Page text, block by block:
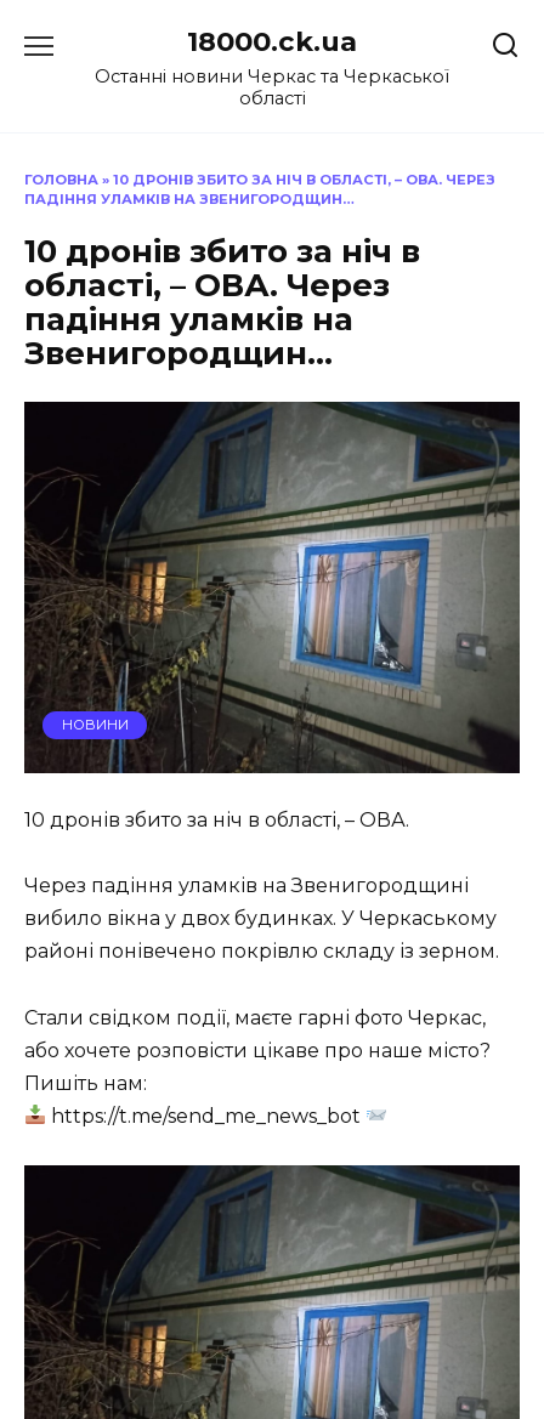
до
18000.ck.ua
Останні новини Черкас та Черкаської
області
ГОЛОВНА » 10 ДРОНІВ ЗБИТО ЗА НІЧ В ОБЛАСТІ, – ОВА. ЧЕРЕЗ
ПАДІННЯ УЛАМКІВ НА ЗВЕНИГОРОДЩИН…
10 дронів збито за ніч в
області, – ОВА. Через
падіння уламків на
Звенигородщин…
НОВИНИ
10 дронів збито за ніч в області, – ОВА.
Через падіння уламків на Звенигородщині
вибило вікна у двох будинках. У Черкаському
районі понівечено покрівлю складу із зерном.
Стали свідком події, маєте гарні фото Черкас,
або хочете розповісти цікаве про наше місто?
Пишіть нам:
https://t.me/send_me_news_bot